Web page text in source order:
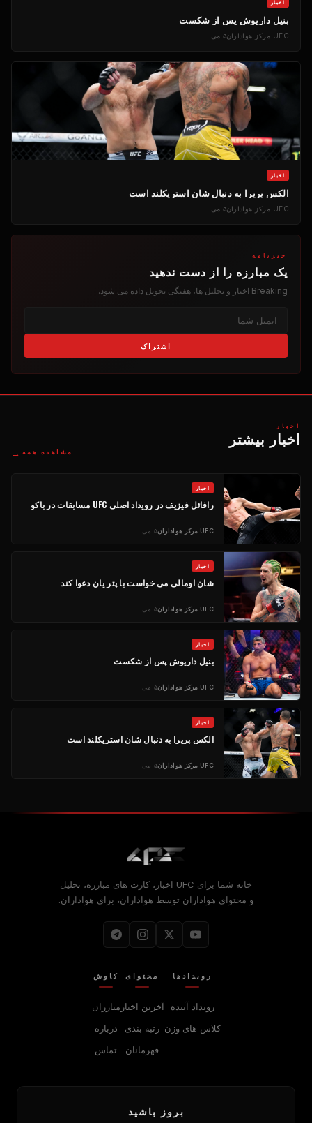
اخبار
بنیل داریوش پس از شکست
UFC مرکز هواداران۵ می
اخبار
الکس پریرا به دنبال شان استریکلند است
UFC مرکز هواداران۵ می
خبرنامه
یک مبارزه را از دست ندهید
Breaking اخبار و تحلیل ها، هفتگی تحویل داده می شود.
اشتراک
اخبار
اخبار بیشتر
مشاهده همه →
اخبار
رافائل فیزیف در رویداد اصلی UFC مسابقات در باکو
UFC مرکز هواداران۵ می
اخبار
شان اومالی می خواست با پتر یان دعوا کند
UFC مرکز هواداران۵ می
اخبار
بنیل داریوش پس از شکست
UFC مرکز هواداران۵ می
اخبار
الکس پریرا به دنبال شان استریکلند است
UFC مرکز هواداران۵ می
خانه شما برای UFC اخبار، کارت های مبارزه، تحلیل
و محتوای هواداران توسط هواداران، برای هواداران.
رویدادها
رویداد آینده
کلاس های وزن
محتوای
آخرین اخبار
رتبه بندی
قهرمانان
کاوش
مبارزان
درباره
تماس
بروز باشید